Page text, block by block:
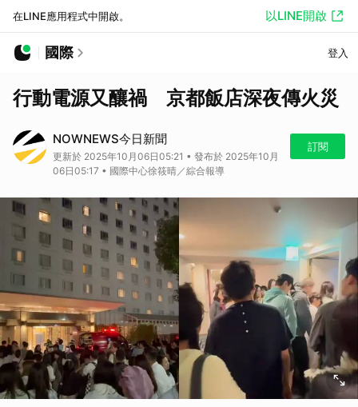
在LINE應用程式中開啟。 以LINE開啟
國際 登入
行動電源又釀禍 京都飯店深夜傳火災
NOWNEWS今日新聞
更新於 2025年10月06日05:21 • 發布於 2025年10月
06日05:17 • 國際中心徐筱晴／綜合報導
訂閱